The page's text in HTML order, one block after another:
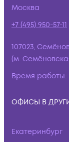
Москва
+7 (495) 950-57-11
107023,
(м.
Время работы:
ОФИСЫ В
Екатеринбург